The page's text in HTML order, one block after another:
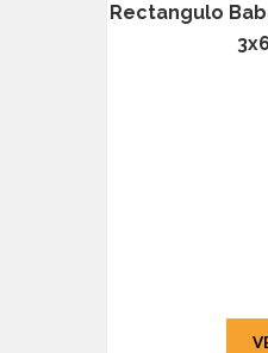
Rectangulo